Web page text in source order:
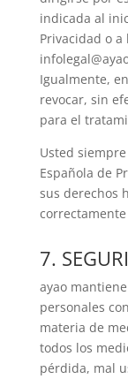
indicada al
Privacidad o
Igualmente,
revocar, sin
para el
Usted
Española de
sus derechos
7.
ayao
personales
materia de
todos los
pérdida, mal